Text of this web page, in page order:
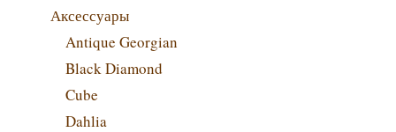
Аксессуары
Antique Georgian
Black Diamond
Cube
Dahlia